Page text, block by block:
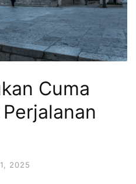
Cuma
2025